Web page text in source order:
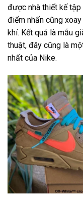
được nhà thiết kế
điểm nhấn cũng
khí. Kết quả là mẫu
thuật, đây cũng là
nhất của Nike.